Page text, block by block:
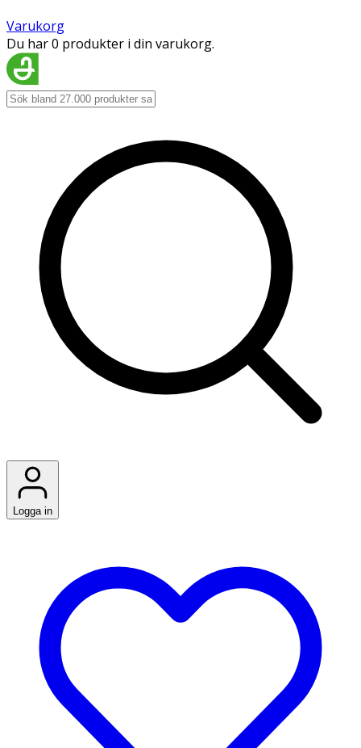
Varukorg
Du har 0 produkter i din varukorg.
Logga in